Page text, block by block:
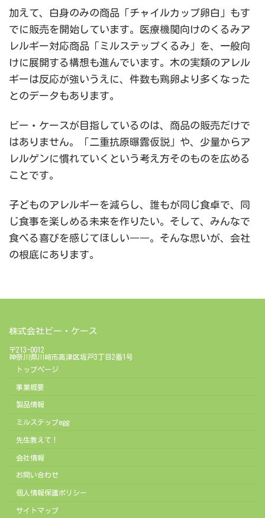
加えて、白身のみの商品「チャイルカップ卵白」もす
でに販売を開始しています。医療機関向けのくるみア
レルギー対応商品「ミルステップくるみ」を、一般向
けに展開する構想も進んでいます。木の実類のアレル
ギーは反応が強いうえに、件数も鶏卵より多くなった
とのデータもあります。
ビー・ケースが目指しているのは、商品の販売だけで
はありません。「二重抗原曝露仮説」や、少量からア
レルゲンに慣れていくという考え方そのものを広める
ことです。
子どものアレルギーを減らし、誰もが同じ食卓で、同
じ食事を楽しめる未来を作りたい。そして、みんなで
食べる喜びを感じてほしい――。そんな思いが、会社
の根底にあります。
株式会社ビー・ケース
〒213-0012
神奈川県川崎市高津区坂戸3丁目2番1号
トップページ
事業概要
製品情報
ミルステップegg
先生教えて！
会社情報
お問い合わせ
個人情報保護ポリシー
サイトマップ